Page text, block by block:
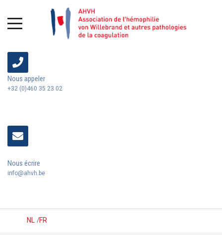
Nous appeler
+32 (0)460 35 23 02
Nous écrire
info@ahvh.be
NL FR
/